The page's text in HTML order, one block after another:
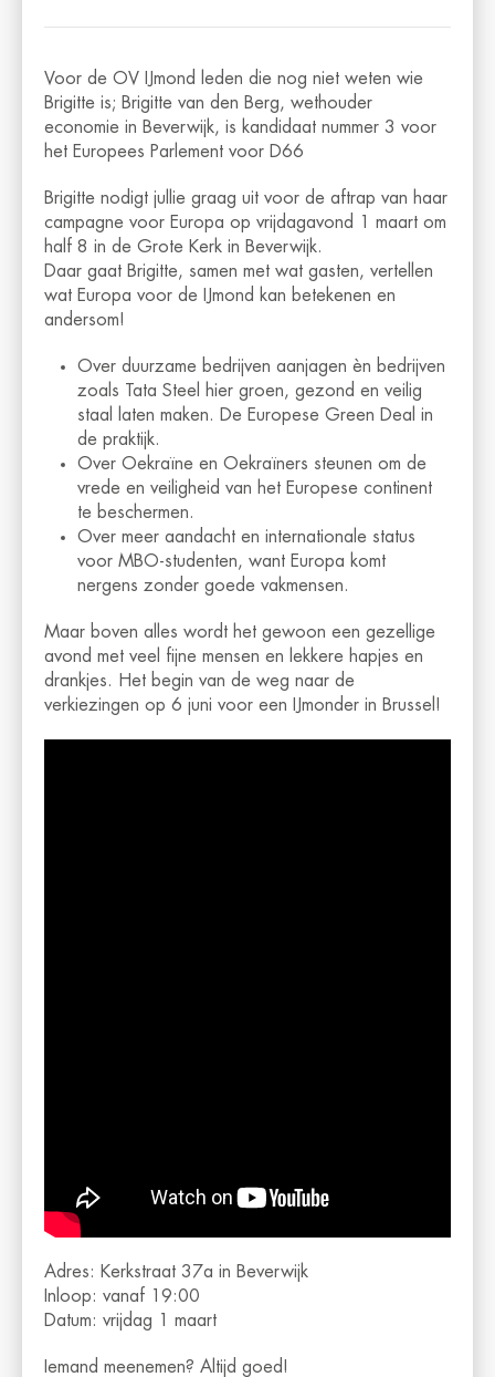
Voor de OV IJmond leden die nog niet weten wie
Brigitte is; Brigitte van den Berg, wethouder
economie in Beverwijk, is kandidaat nummer 3 voor
het Europees Parlement voor D66
Brigitte nodigt jullie graag uit voor de aftrap van haar
campagne voor Europa op vrijdagavond 1 maart om
half 8 in de Grote Kerk in Beverwijk.
Daar gaat Brigitte, samen met wat gasten, vertellen
wat Europa voor de IJmond kan betekenen en
andersom!
Over duurzame bedrijven aanjagen èn bedrijven
zoals Tata Steel hier groen, gezond en veilig
staal laten maken. De Europese Green Deal in
de praktijk.
Over Oekraïne en Oekraïners steunen om de
vrede en veiligheid van het Europese continent
te beschermen.
Over meer aandacht en internationale status
voor MBO-studenten, want Europa komt
nergens zonder goede vakmensen.
Maar boven alles wordt het gewoon een gezellige
avond met veel fijne mensen en lekkere hapjes en
drankjes. Het begin van de weg naar de
verkiezingen op 6 juni voor een IJmonder in Brussel!
Adres: Kerkstraat 37a in Beverwijk
Inloop: vanaf 19:00
Datum: vrijdag 1 maart
Iemand meenemen? Altijd goed!